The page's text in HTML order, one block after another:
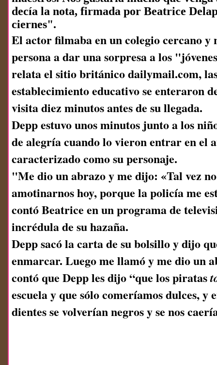
decía la nota, firmada por Beatrice
ciernes".
El actor filmaba en un colegio cercano y
persona a dar una sorpresa a los
relata el sitio británico dailymail.com,
establecimiento educativo se enteraron
visita diez minutos antes de su llegada.
Depp estuvo unos minutos junto a los
de alegría cuando lo vieron entrar en el
caracterizado como su personaje.
"Me dio un abrazo y me dijo: «Tal vez
amotinarnos hoy, porque la policía me
contó Beatrice en un programa de
incrédula de su hazaña.
Depp sacó la carta de su bolsillo y dijo
enmarcar. Luego me llamó y me dio un
contó que Depp les dijo “que los piratas
escuela y que sólo comeríamos dulces, y
dientes se volverían negros y se nos